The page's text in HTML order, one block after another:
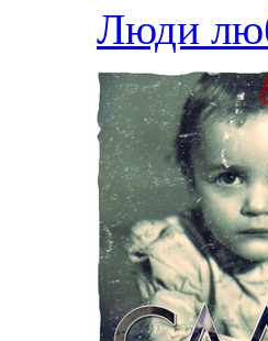
Люди